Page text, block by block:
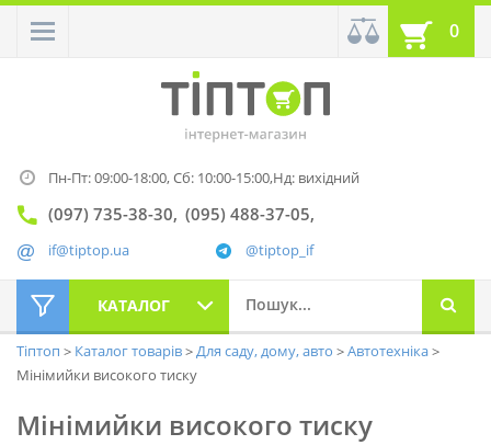
0
Пн-Пт: 09:00-18:00,Сб: 10:00-15:00,Нд: вихідний
(097) 735-38-30 (095) 488-37-05
@tiptop_if
if@tiptop.ua
КАТАЛОГ
Тіптоп Каталог товарів Для саду, дому, авто
Автотехніка
Мінімийки високого тиску
Мінімийки високого тиску